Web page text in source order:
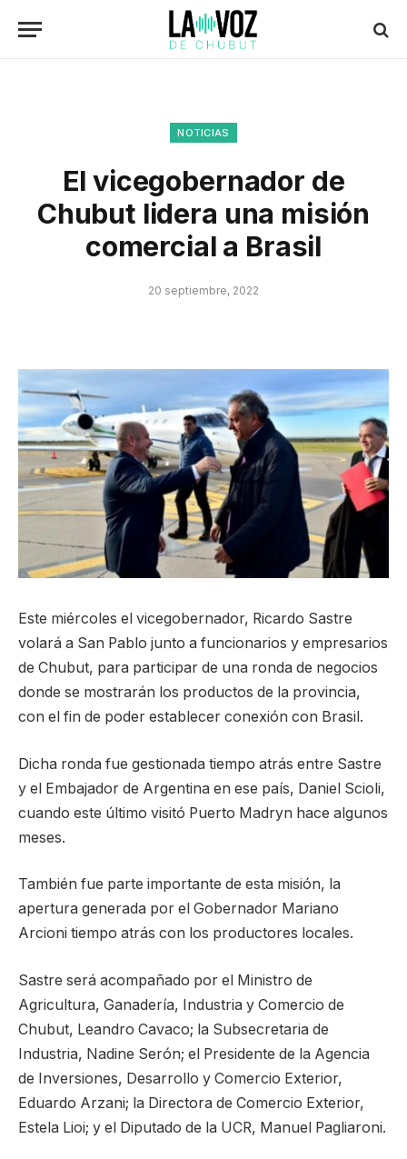
NOTICIAS
El vicegobernador de
Chubut lidera una misión
comercial a Brasil
20 septiembre, 2022
Este miércoles el vicegobernador, Ricardo Sastre
volará a San Pablo junto a funcionarios y empresarios
de Chubut, para participar de una ronda de negocios
donde se mostrarán los productos de la provincia,
con el fin de poder establecer conexión con Brasil.
Dicha ronda fue gestionada tiempo atrás entre Sastre
y el Embajador de Argentina en ese país, Daniel Scioli,
cuando este último visitó Puerto Madryn hace algunos
meses.
También fue parte importante de esta misión, la
apertura generada por el Gobernador Mariano
Arcioni tiempo atrás con los productores locales.
Sastre será acompañado por el Ministro de
Agricultura, Ganadería, Industria y Comercio de
Chubut, Leandro Cavaco; la Subsecretaria de
Industria, Nadine Serón; el Presidente de la Agencia
de Inversiones, Desarrollo y Comercio Exterior,
Eduardo Arzani; la Directora de Comercio Exterior,
Estela Lioi; y el Diputado de la UCR, Manuel Pagliaroni.